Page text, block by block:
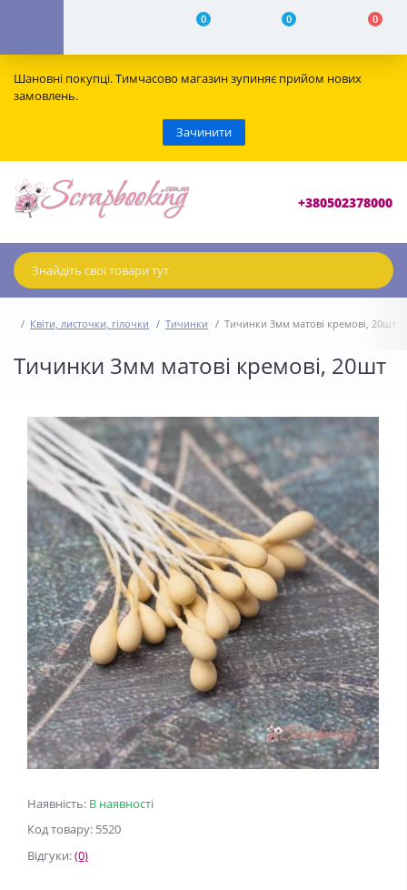
0 0 0
Шановні покупці. Тимчасово магазин зупиняє прийом нових
замовлень.
Зачинити
+380502378000
Квіти, листочки, гілочки Тичинки Тичинки 3мм матові кремові, 20шт
Тичинки 3мм матові кремові, 20шт
Наявність: В наявності
Код товару: 5520
Відгуки:(0)